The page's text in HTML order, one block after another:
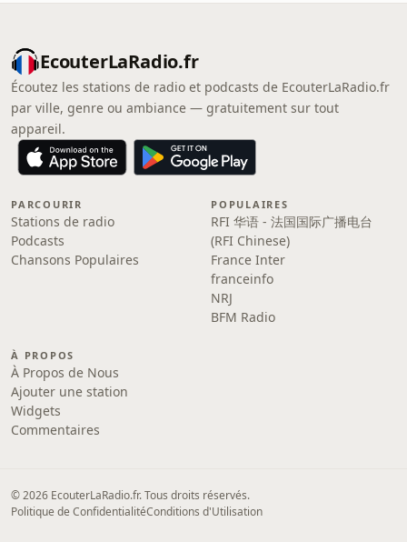
EcouterLaRadio.fr
Écoutez les stations de radio et podcasts de EcouterLaRadio.fr
par ville, genre ou ambiance — gratuitement sur tout
appareil.
PARCOURIR
Stations de radio
Podcasts
Chansons Populaires
POPULAIRES
RFI 华语 - 法国国际广播电台
(RFI Chinese)
France Inter
franceinfo
NRJ
BFM Radio
À PROPOS
À Propos de Nous
Ajouter une station
Widgets
Commentaires
© 2026 EcouterLaRadio.fr. Tous droits réservés.
Politique de ConfidentialitéConditions d'Utilisation